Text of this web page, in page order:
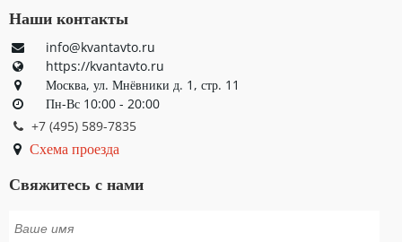
Наши контакты
info@kvantavto.ru
https://kvantavto.ru
Москва, ул. Мнёвники д. 1, стр. 11
Пн-Вс 10:00 - 20:00
+7 (495) 589-7835
Схема проезда
Свяжитесь с нами